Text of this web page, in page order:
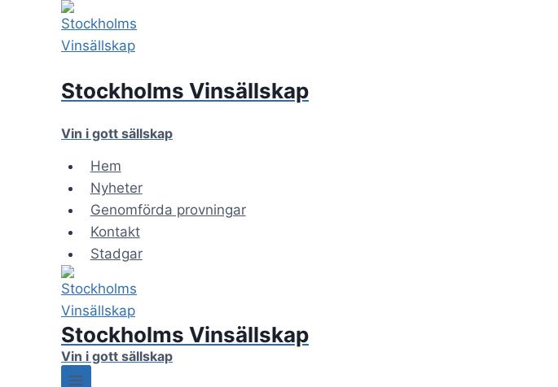
Stockholms Vinsällskap
Vin i gott sällskap
Hem
Nyheter
Genomförda provningar
Kontakt
Stadgar
Stockholms Vinsällskap
Vin i gott sällskap